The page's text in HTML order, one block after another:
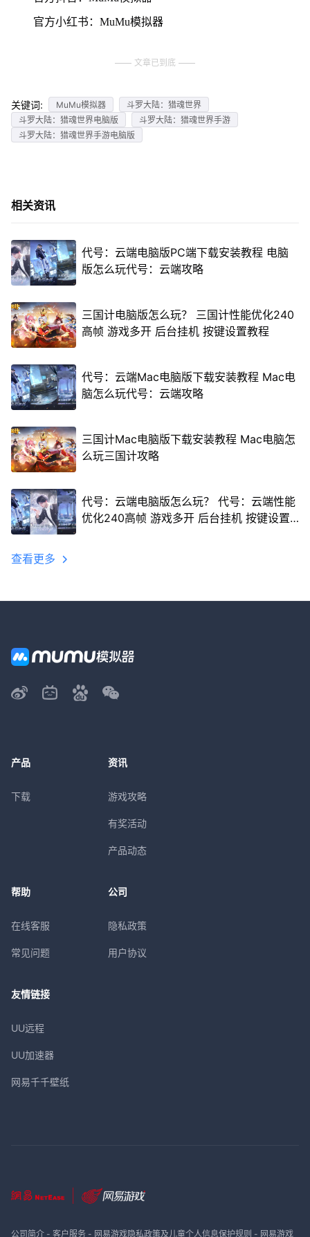
官方小红书：MuMu模拟器
文章已到底
关键词: MuMu模拟器
斗罗大陆：猎魂世界
斗罗大陆：猎魂世界电脑版
斗罗大陆：猎魂世界手游
斗罗大陆：猎魂世界手游电脑版
相关资讯
代号：云端电脑版PC端下载安装教程 电脑
版怎么玩代号：云端攻略
三国计电脑版怎么玩？ 三国计性能优化240
高帧 游戏多开 后台挂机 按键设置教程
代号：云端Mac电脑版下载安装教程 Mac电
脑怎么玩代号：云端攻略
三国计Mac电脑版下载安装教程 Mac电脑怎
么玩三国计攻略
代号：云端电脑版怎么玩？ 代号：云端性能
优化240高帧 游戏多开 后台挂机 按键设置
查看更多
产品
下载
资讯
游戏攻略
有奖活动
产品动态
帮助
在线客服
常见问题
公司
隐私政策
用户协议
友情链接
UU远程
UU加速器
网易千千壁纸
公司简介- 客户服务- 网易游戏隐私政策及儿童个人信息保护规则 - 网易游戏